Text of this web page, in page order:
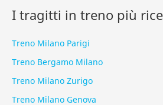
I tragitti in treno più
Treno Milano Parigi
Treno Bergamo Milano
Treno Milano Zurigo
Treno Milano Genova